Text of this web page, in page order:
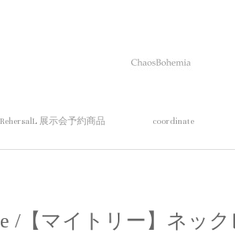
RehersalL 展示会予約商品 coordinate
/【マイトリー】ネッ